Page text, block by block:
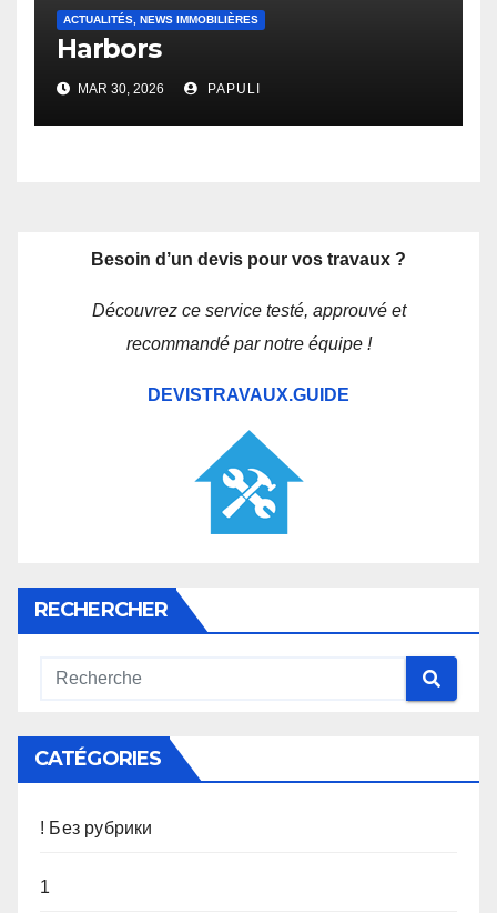
ACTUALITÉS, NEWS IMMOBILIÈRES
Harbors
MAR 30, 2026 PAPULI
Besoin d’un devis pour vos travaux ?
Découvrez ce service testé, approuvé et
recommandé par notre équipe !
DEVISTRAVAUX.GUIDE
RECHERCHER
CATÉGORIES
! Без рубрики
1